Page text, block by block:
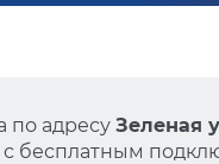
по адресу Зеленая
бесплатным